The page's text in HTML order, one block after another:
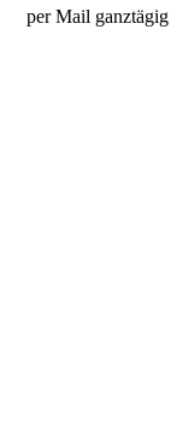
per Mail ganztägig